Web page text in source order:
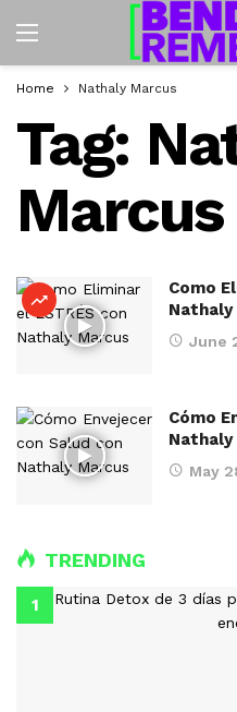
Home Nathaly Marcus
Tag:
Marcus
Como
Nathaly
June
Cómo
Nathaly
May
TRENDING